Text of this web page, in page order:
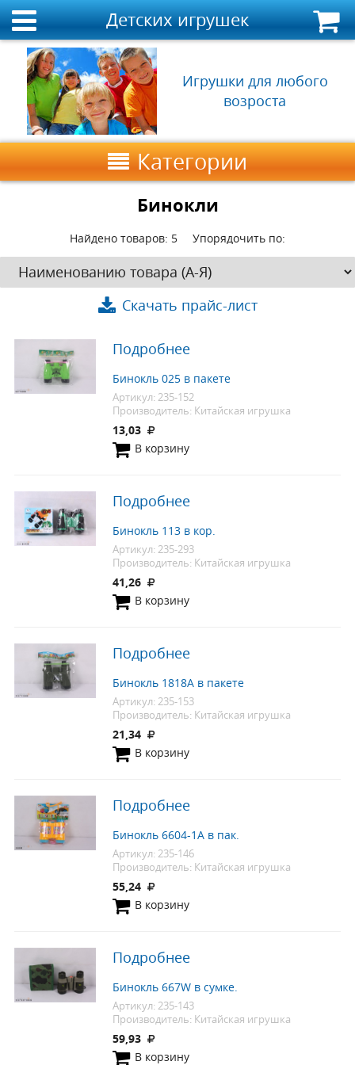
Детских игрушек
Игрушки для любого
возроста
Категории
Бинокли
Найдено товаров: 5 Упорядочить по:
Скачать прайс-лист
Подробнее
Бинокль 025 в пакете
Артикул: 235-152
Производитель: Китайская игрушка
13,03
В корзину
Подробнее
Бинокль 113 в кор.
Артикул: 235-293
Производитель: Китайская игрушка
41,26
В корзину
Подробнее
Бинокль 1818А в пакете
Артикул: 235-153
Производитель: Китайская игрушка
21,34
В корзину
Подробнее
Бинокль 6604-1А в пак.
Артикул: 235-146
Производитель: Китайская игрушка
55,24
В корзину
Подробнее
Бинокль 667W в сумке.
Артикул: 235-143
Производитель: Китайская игрушка
59,93
В корзину